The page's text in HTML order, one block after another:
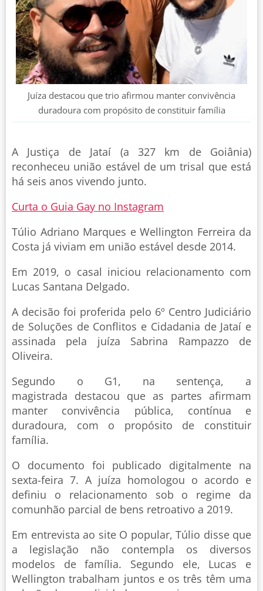
Juíza destacou que trio afirmou manter convivência
duradoura com propósito de constituir família
A Justiça de Jataí (a 327 km de Goiânia)
reconheceu união estável de um trisal que está
há seis anos vivendo junto.
Curta o Guia Gay no Instagram
Túlio Adriano Marques e Wellington Ferreira da
Costa já viviam em união estável desde 2014.
Em 2019, o casal iniciou relacionamento com
Lucas Santana Delgado.
A decisão foi proferida pelo 6º Centro Judiciário
de Soluções de Conflitos e Cidadania de Jataí e
assinada pela juíza Sabrina Rampazzo de
Oliveira.
Segundo o G1, na sentença, a
magistrada destacou que as partes afirmam
manter convivência pública, contínua e
duradoura, com o propósito de constituir
família.
O documento foi publicado digitalmente na
sexta-feira 7. A juíza homologou o acordo e
definiu o relacionamento sob o regime da
comunhão parcial de bens retroativo a 2019.
Em entrevista ao site O popular, Túlio disse que
a legislação não contempla os diversos
modelos de família. Segundo ele, Lucas e
Wellington trabalham juntos e os três têm uma